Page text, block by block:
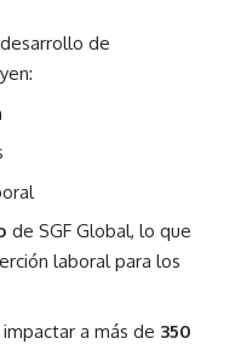
de
de SGF Global, lo que
laboral para los
a más de 350